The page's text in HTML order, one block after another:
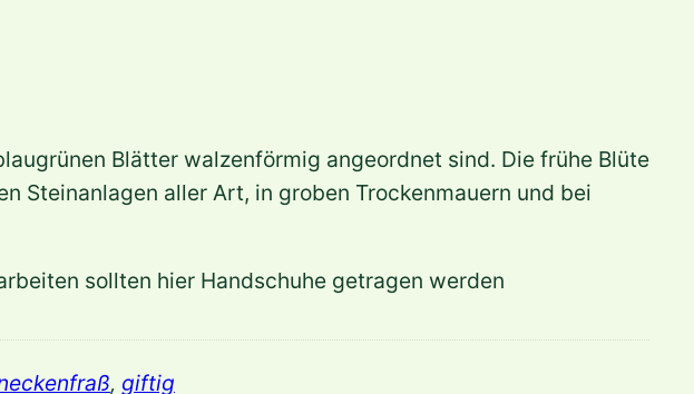
Blätter walzenförmig angeordnet sind. Die frühe Blüte
Steinanlagen aller Art, in groben Trockenmauern und bei
sollten hier Handschuhe getragen werden
, giftig